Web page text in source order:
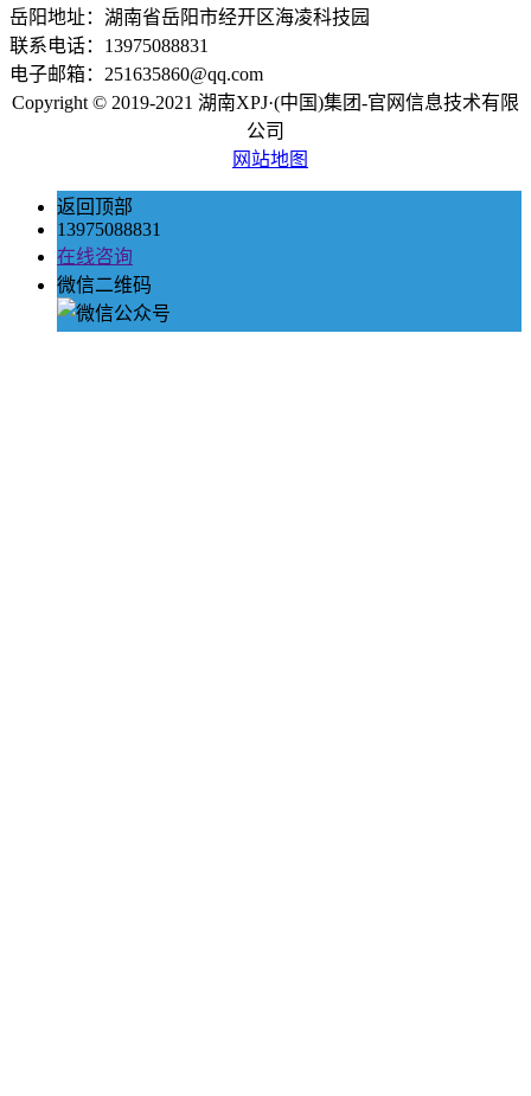
岳阳地址：湖南省岳阳市经开区海凌科技园
联系电话：13975088831
电子邮箱：251635860@qq.com
Copyright © 2019-2021 湖南XPJ·(中国)集团-官网信息技术有限
公司
网站地图
返回顶部
13975088831
在线咨询
微信二维码